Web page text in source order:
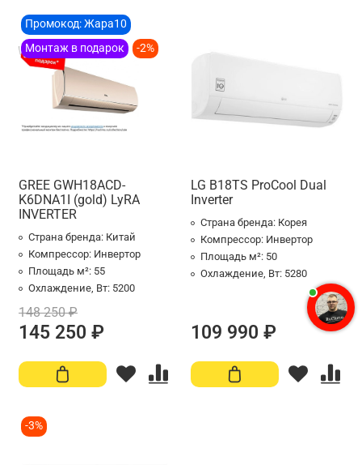
Промокод: Жара10
Монтаж в подарок
-2%
GREE GWH18ACD-
K6DNA1I (gold) LyRA
INVERTER
Страна бренда: Китай
Компрессор: Инвертор
Площадь м²: 55
Охлаждение, Вт: 5200
148 250 ₽
145 250 ₽
LG B18TS ProCool Dual
Inverter
Страна бренда: Корея
Компрессор: Инвертор
Площадь м²: 50
Охлаждение, Вт: 5280
109 990 ₽
-3%